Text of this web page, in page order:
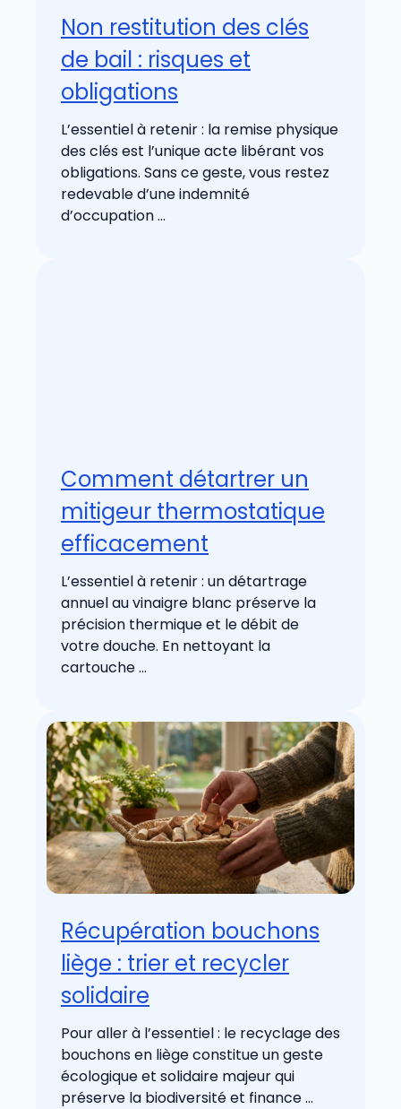
Non restitution des clés
de bail : risques et
obligations
L’essentiel à retenir : la remise physique
des clés est l’unique acte libérant vos
obligations. Sans ce geste, vous restez
redevable d’une indemnité
d’occupation ...
Comment détartrer un
mitigeur thermostatique
efficacement
L’essentiel à retenir : un détartrage
annuel au vinaigre blanc préserve la
précision thermique et le débit de
votre douche. En nettoyant la
cartouche ...
Récupération bouchons
liège : trier et recycler
solidaire
Pour aller à l’essentiel : le recyclage des
bouchons en liège constitue un geste
écologique et solidaire majeur qui
préserve la biodiversité et finance ...